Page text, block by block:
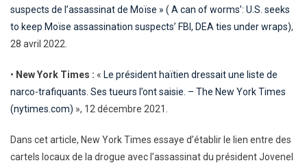
suspects de l’assassinat de Moïse » ( A can of worms’: U.S. seeks
to keep Moïse assassination suspects’ FBI, DEA ties under wraps),
28 avril 2022.
• New York Times : « Le président haïtien dressait une liste de
narco-trafiquants. Ses tueurs l’ont saisie. – The New York Times
(nytimes.com) », 12 décembre 2021.
Dans cet article, New York Times essaye d’établir le lien entre des
cartels locaux de la drogue avec l’assassinat du président Jovenel